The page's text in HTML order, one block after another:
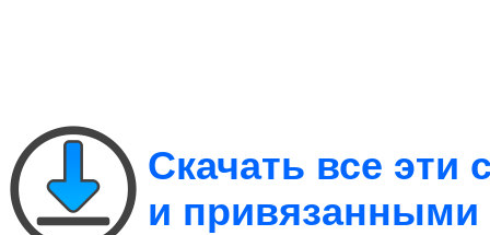
Скачать все
и